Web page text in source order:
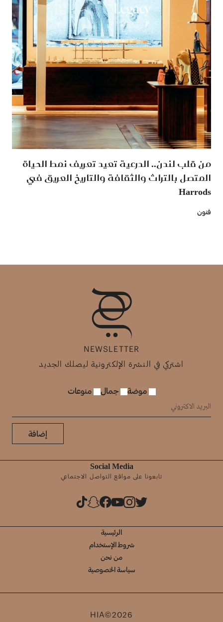
من قلب لندن.. الدرعية تعيد تعريف نمط الحياة
المتصل بالتراث والثقافة والتاريخ العريق في
Harrods
فنون
NEWSLETTER
اشتركي في النشرة الإلكترونية ليصلك الجديد
موضة جمال منوعات
إضافة
Social Media
تابعونا على مواقع التواصل الاجتماعي
الرئيسية
شروط الإستخدام
من نحن
سياسة الخصوصية
HIA©2026